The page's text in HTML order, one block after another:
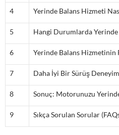
4 Yerinde Balans Hizmeti
5 Hangi Durumlarda
6 Yerinde Balans Hizmetinin
7 Daha İyi Bir Sürüş
8 Sonuç: Motorunuzu
9 Sıkça Sorulan Sorular